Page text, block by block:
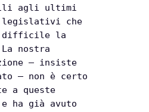
agli ultimi
che
difficile la
nostra
– insiste
– non è certo
a queste
ha già avuto